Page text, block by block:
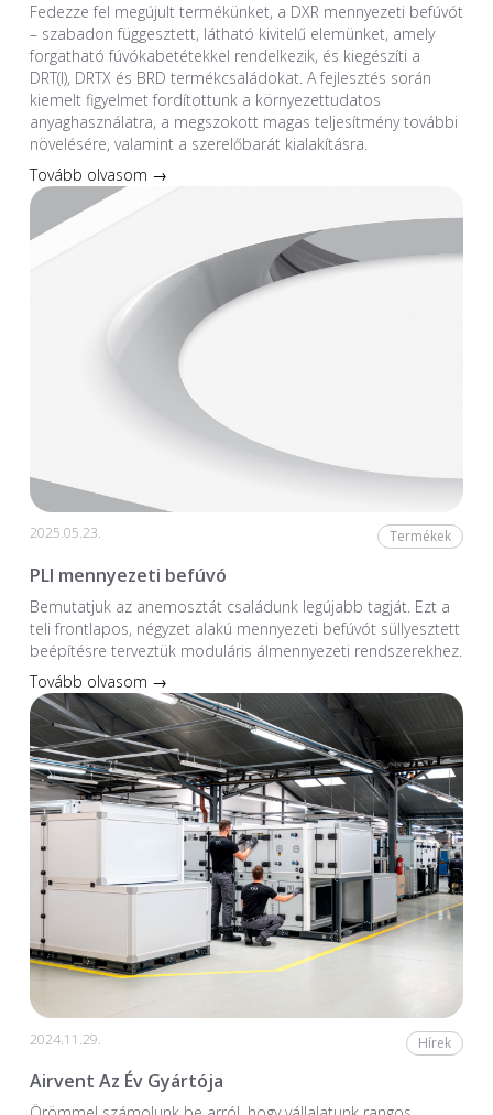
Fedezze fel megújult termékünket, a DXR mennyezeti befúvót
– szabadon függesztett, látható kivitelű elemünket, amely
forgatható fúvókabetétekkel rendelkezik, és kiegészíti a
DRT(I), DRTX és BRD termékcsaládokat. A fejlesztés során
kiemelt figyelmet fordítottunk a környezettudatos
anyaghasználatra, a megszokott magas teljesítmény további
növelésére, valamint a szerelőbarát kialakításra.
Tovább olvasom →
2025.05.23. Termékek
PLI mennyezeti befúvó
Bemutatjuk az anemosztát családunk legújabb tagját. Ezt a
teli frontlapos, négyzet alakú mennyezeti befúvót süllyesztett
beépítésre terveztük moduláris álmennyezeti rendszerekhez.
Tovább olvasom →
2024.11.29. Hírek
Airvent Az Év Gyártója